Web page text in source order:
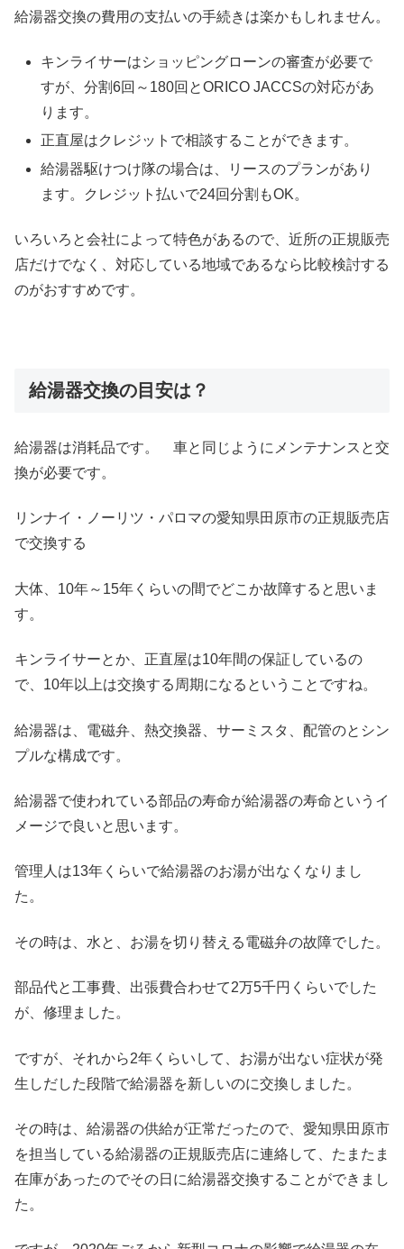
給湯器交換の費用の支払いの手続きは楽かもしれません。
キンライサーはショッピングローンの審査が必要で
すが、分割6回～180回とORICO JACCSの対応があ
ります。
正直屋はクレジットで相談することができます。
給湯器駆けつけ隊の場合は、リースのプランがあり
ます。クレジット払いで24回分割もOK。
いろいろと会社によって特色があるので、近所の正規販売
店だけでなく、対応している地域であるなら比較検討する
のがおすすめです。
給湯器交換の目安は？
給湯器は消耗品です。 車と同じようにメンテナンスと交
換が必要です。
リンナイ・ノーリツ・パロマの愛知県田原市の正規販売店
で交換する
大体、10年～15年くらいの間でどこか故障すると思いま
す。
キンライサーとか、正直屋は10年間の保証しているの
で、10年以上は交換する周期になるということですね。
給湯器は、電磁弁、熱交換器、サーミスタ、配管のとシン
プルな構成です。
給湯器で使われている部品の寿命が給湯器の寿命というイ
メージで良いと思います。
管理人は13年くらいで給湯器のお湯が出なくなりまし
た。
その時は、水と、お湯を切り替える電磁弁の故障でした。
部品代と工事費、出張費合わせて2万5千円くらいでした
が、修理ました。
ですが、それから2年くらいして、お湯が出ない症状が発
生しだした段階で給湯器を新しいのに交換しました。
その時は、給湯器の供給が正常だったので、愛知県田原市
を担当している給湯器の正規販売店に連絡して、たまたま
在庫があったのでその日に給湯器交換することができまし
た。